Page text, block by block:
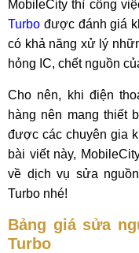
MobileCity thì công
Turbo được đánh giá
có khả năng xử lý
hỏng IC, chết nguồn
Cho nên, khi điện
hàng nên mang thiết
được các chuyên gia
bài viết này,
về dịch vụ sửa
Turbo nhé!
Bảng giá sửa
Turbo